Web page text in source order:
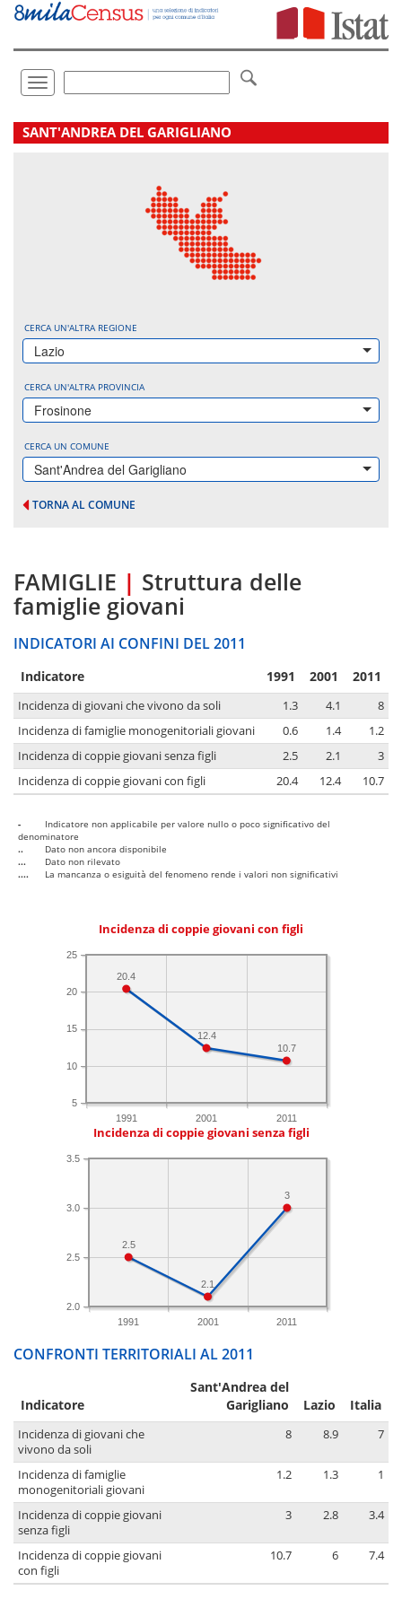
Vai
direttamente
Toggle
navigation
.
SANT'ANDREA DEL GARIGLIANO
CERCA UN'ALTRA REGIONE
Lazio
CERCA UN'ALTRA PROVINCIA
Frosinone
CERCA UN COMUNE
Sant'Andrea del Garigliano
TORNA AL COMUNE
FAMIGLIE | Struttura delle
famiglie giovani
INDICATORI AI CONFINI DEL 2011
Indicatore 1991 2001 2011
Incidenza di giovani che vivono da soli 1.3 4.1
8
Incidenza di famiglie monogenitoriali giovani
0.6 1.4
1.2
Incidenza di coppie giovani senza figli
2.5 2.1
3
Incidenza di coppie giovani con figli
20.4 12.4 10.7
-
Indicatore non applicabile per valore nullo o poco significativo del
denominatore
..
Dato non ancora disponibile
...
Dato non rilevato
....
La mancanza o esiguità del fenomeno rende i valori non significativi
Incidenza di coppie giovani con figli
1991 2001 2011
5
10
15
20
25
10.7
12.4
20.4
Incidenza di coppie giovani senza figli
1991 2001 2011
2.0
2.5
3.0
3.5
3
2.1
2.5
CONFRONTI TERRITORIALI AL 2011
Indicatore
Sant'Andrea del
Garigliano
Lazio Italia
Incidenza di giovani che
vivono da soli
8 8.9 7
Incidenza di famiglie
monogenitoriali giovani
1.2 1.3 1
Incidenza di coppie giovani
senza figli
3 2.8 3.4
Incidenza di coppie giovani
con figli
10.7 6 7.4